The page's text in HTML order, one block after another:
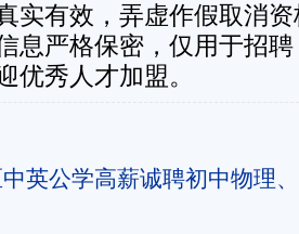
实有效，弄虚作假取消
息严格保密，仅用于招聘
优秀人才加盟。
英公学高薪诚聘初中物理